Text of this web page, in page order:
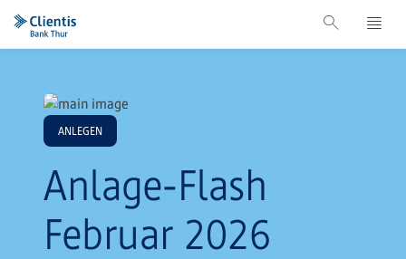
ANLEGEN
Anlage-Flash
Februar 2026